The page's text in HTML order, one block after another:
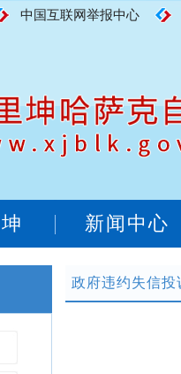
中国互联网举报中心
新闻中心
政府违约失信投